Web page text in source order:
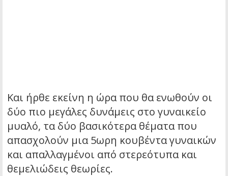
Και ήρθε εκείνη η ώρα που θα ενωθούν οι
δύο πιο μεγάλες δυνάμεις στο γυναικείο
μυαλό, τα δύο βασικότερα θέματα που
απασχολούν μια 5ωρη κουβέντα γυναικών
και απαλλαγμένοι από στερεότυπα και
θεμελιώδεις θεωρίες.